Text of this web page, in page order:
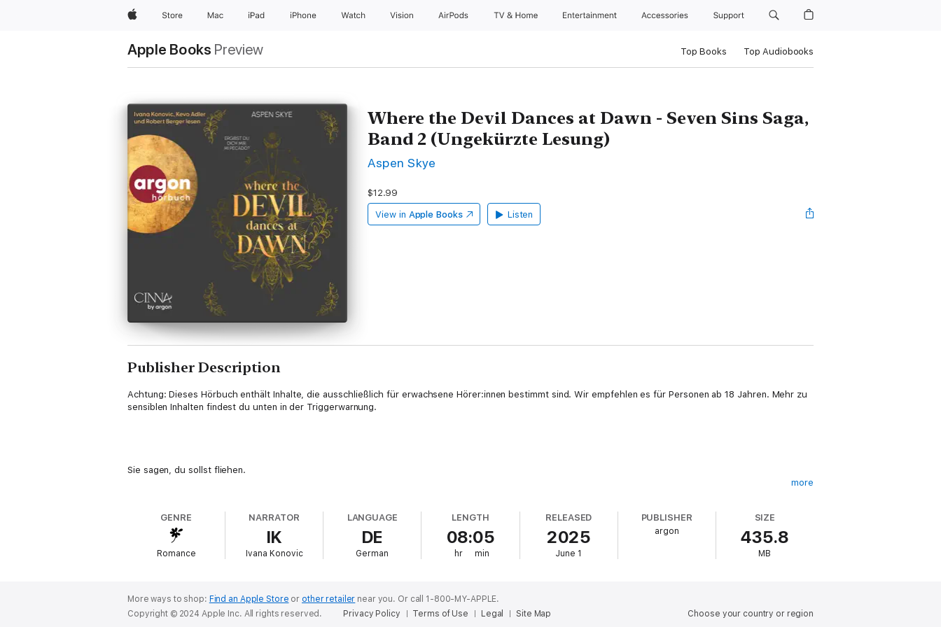
AppleStore Mac iPad iPhone Watch Vision AirPods TV & Home Entertainment Accessories Support
Apple Books Preview Top Books Top Audiobooks
Where the Devil Dances at Dawn - Seven Sins Saga,
Band 2 (Ungekürzte Lesung)
Aspen Skye
$12.99
View in Apple Books Listen
Publisher Description
Achtung: Dieses Hörbuch enthält Inhalte, die ausschließlich für erwachsene Hörer:innen bestimmt sind. Wir empfehlen es für Personen ab 18 Jahren. Mehr zu
sensiblen Inhalten findest du unten in der Triggerwarnung.
Sie sagen, du sollst fliehen.
Und der Teufel... will dich darin brennen sehen
Ich habe sie gehen lassen. Nicht aus Güte. Nicht aus Gnade. Sondern weil ich weiß, sie kehrt zurück.
more
GENRE
Romance
NARRATOR
IK
Ivana Konovic
LANGUAGE
DE
German
LENGTH
08:05
hr min
RELEASED
2025
June 1
PUBLISHER
argon
SIZE
435.8
MB
More ways to shop: Find an Apple Store or other retailer near you. Or call 1-800-MY-APPLE.
Choose your country or region
Copyright © 2024 Apple Inc. All rights reserved. Privacy Policy Terms of Use Legal Site Map